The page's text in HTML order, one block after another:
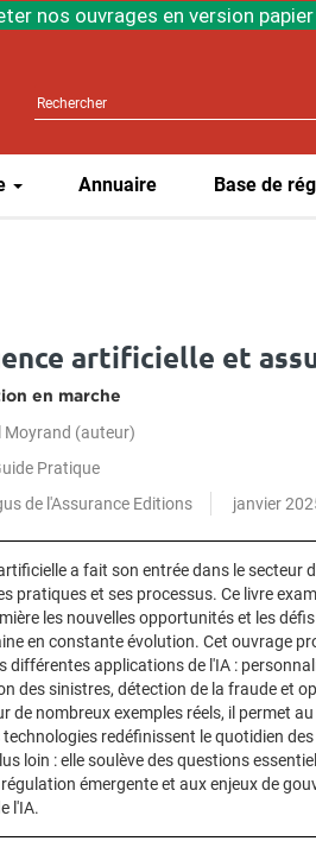
nos ouvrages en version
Annuaire Base de
artificielle et
en marche
Moyrand (auteur)
Pratique
de l'Assurance Editions
janvier
a fait son entrée dans le secteur
pratiques et ses processus. Ce livre
les nouvelles opportunités et les
en constante évolution. Cet ouvrage
différentes applications de l'IA :
des sinistres, détection de la fraude et
de nombreux exemples réels, il permet
redéfinissent le quotidien
loin : elle soulève des questions
émergente et aux enjeux de
l'IA.